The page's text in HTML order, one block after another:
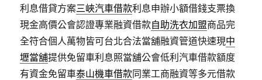
利息借貸方案三峽汽車借款利息申辦小額借錢支票換
現金高價公會認證專業融資借款自助洗衣加盟商品完
全符合個人萬物皆可台北合法當舖融資管道快速現中
壢當舖提供免留車利息照當舖公會低利汽車借款額度
有資金免留車泰山機車借款同業工商融資等多元借款